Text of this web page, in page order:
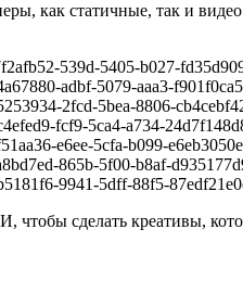
как статичные, так и
539d-5405-b027-
adbf-5079-aaa3-
2fcd-5bea-8806-
fcf9-5ca4-a734-
e6ee-5cfa-b099-
865b-5f00-b8af-
9941-5dff-88f5-
чтобы сделать креативы,